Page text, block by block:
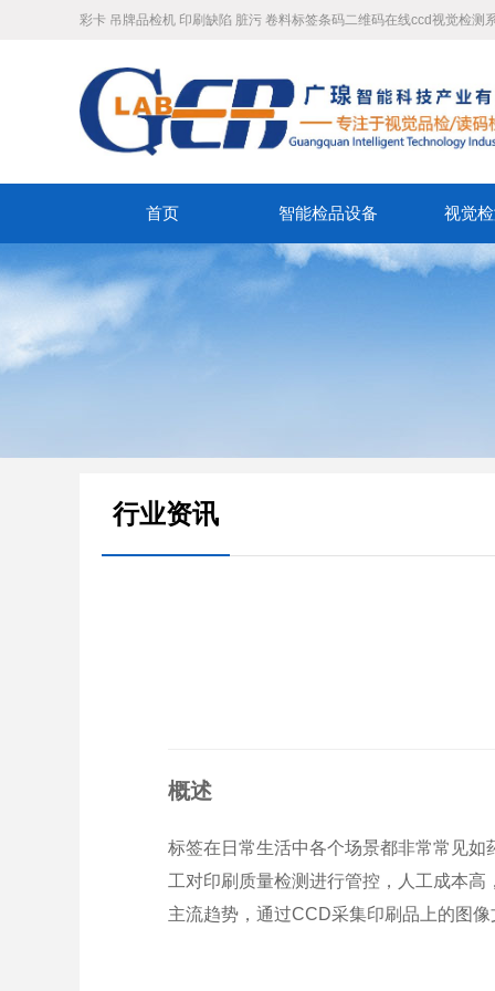
彩卡 吊牌品检机 印刷缺陷 脏污 卷料标签条码二维码在线ccd视觉检测
首页 智能检品设备 视觉
行业资讯
概述
标签在日常生活中各个场景都非常常见
工对印刷质量检测进行管控，人工成本
主流趋势，通过CCD采集印刷品上的图